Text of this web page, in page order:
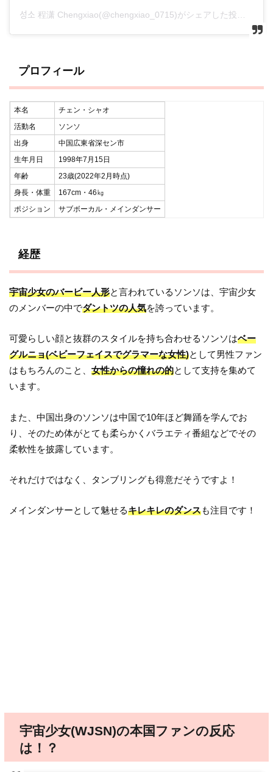
プロフィール
本名
チェン・シャオ
活動名
ソンソ
出身
中国広東省深セン市
生年月日
1998年7月15日
年齢
23歳(2022年2月時点)
身長・体重
167cm・46㎏
ポジション
サブボーカル・メインダンサー
経歴
宇宙少女のバービー人形と言われているソンソは、宇宙少女
のメンバーの中でダントツの人気を誇っています。
可愛らしい顔と抜群のスタイルを持ち合わせるソンソはベー
グルニョ(ベビーフェイスでグラマーな女性)として男性ファン
はもちろんのこと、女性からの憧れの的として支持を集めて
います。
また、中国出身のソンソは中国で10年ほど舞踊を学んでお
り、そのため体がとても柔らかくバラエティ番組などでその
柔軟性を披露しています。
それだけではなく、タンブリングも得意だそうですよ！
メインダンサーとして魅せるキレキレのダンスも注目です！
宇宙少女(WJSN)の本国ファンの反応
は！？